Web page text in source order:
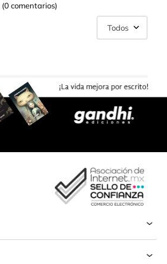
(0 comentarios)
Todos